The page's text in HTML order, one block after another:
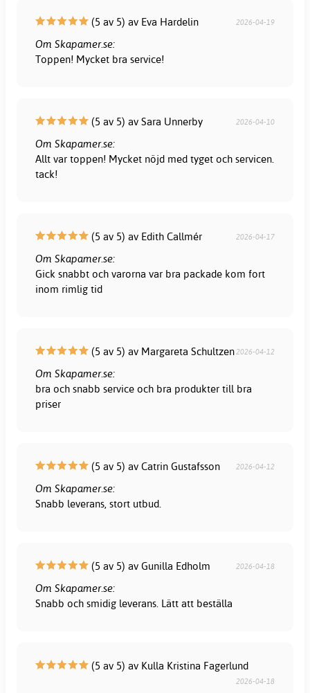
(5 av 5) av Eva Hardelin 2026-04-19
Om Skapamer.se:
Toppen! Mycket bra service!
(5 av 5) av Sara Unnerby 2026-04-10
Om Skapamer.se:
Allt var toppen! Mycket nöjd med tyget och servicen.
tack!
(5 av 5) av Edith Callmér 2026-04-17
Om Skapamer.se:
Gick snabbt och varorna var bra packade kom fort
inom rimlig tid
(5 av 5) av Margareta Schultzen2026-04-12
Om Skapamer.se:
bra och snabb service och bra produkter till bra
priser
(5 av 5) av Catrin Gustafsson 2026-04-12
Om Skapamer.se:
Snabb leverans, stort utbud.
(5 av 5) av Gunilla Edholm 2026-04-18
Om Skapamer.se:
Snabb och smidig leverans. Lätt att beställa
(5 av 5) av Kulla Kristina Fagerlund
2026-04-18